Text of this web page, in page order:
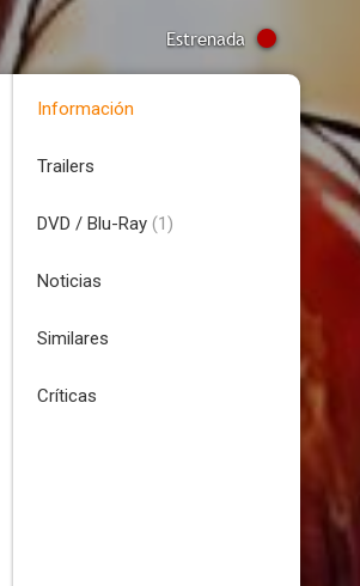
Estrenada
Información
Trailers
DVD / Blu-Ray (1)
Noticias
Similares
Críticas